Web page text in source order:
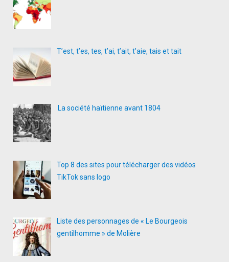
T’est, t’es, tes, t’ai, t’ait, t’aie, tais et tait
La société haïtienne avant 1804
Top 8 des sites pour télécharger des vidéos
TikTok sans logo
Liste des personnages de « Le Bourgeois
gentilhomme » de Molière